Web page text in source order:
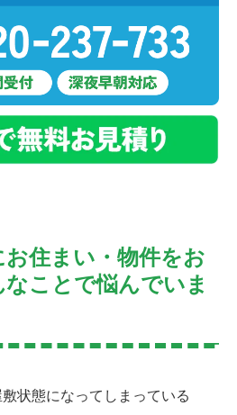
住まい・物件をお
ことで悩んでいま
状態になってしまっている